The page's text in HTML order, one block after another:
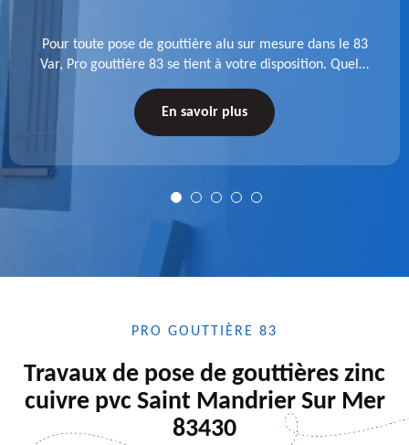
Pour toute pose de gouttière alu sur mesure dans le 83
Var, Pro gouttière 83 se tient à votre disposition. Quelle
nous confiance.
En savoir plus
PRO GOUTTIÈRE 83
Travaux de pose de gouttières zinc
cuivre pvc Saint Mandrier Sur Mer
83430